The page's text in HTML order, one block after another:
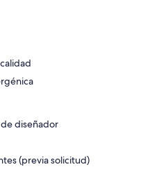
diseñador
(previa solicitud)